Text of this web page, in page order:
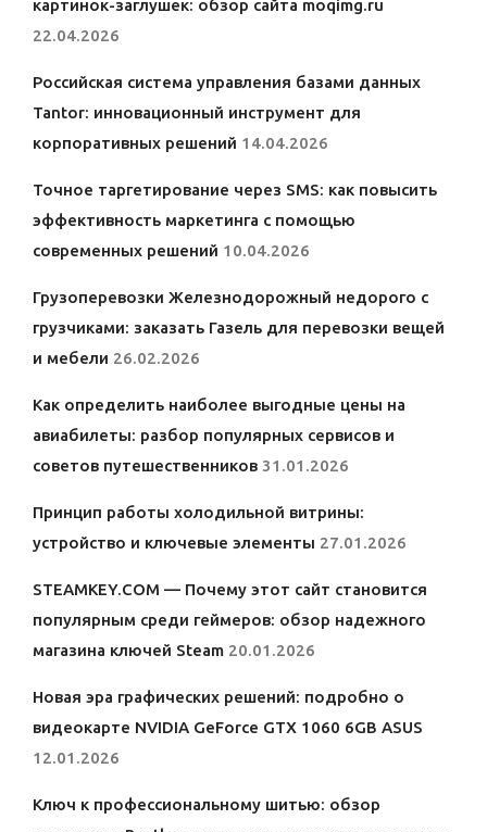
картинок-заглушек: обзор сайта moqimg.ru
22.04.2026
Российская система управления базами данных
Tantor: инновационный инструмент для
корпоративных решений 14.04.2026
Точное таргетирование через SMS: как повысить
эффективность маркетинга с помощью
современных решений 10.04.2026
Грузоперевозки Железнодорожный недорого с
грузчиками: заказать Газель для перевозки вещей
и мебели 26.02.2026
Как определить наиболее выгодные цены на
авиабилеты: разбор популярных сервисов и
советов путешественников 31.01.2026
Принцип работы холодильной витрины:
устройство и ключевые элементы 27.01.2026
STEAMKEY.COM — Почему этот сайт становится
популярным среди геймеров: обзор надежного
магазина ключей Steam 20.01.2026
Новая эра графических решений: подробно о
видеокарте NVIDIA GeForce GTX 1060 6GB ASUS
12.01.2026
Ключ к профессиональному шитью: обзор